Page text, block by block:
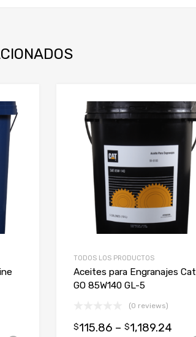
Add to Wishlist
TODOS LOS PRODUCTOS
Aceites para Engranajes Cat
GO 85W140 GL-5
(0 reviews)
$115.86 – $1,189.24